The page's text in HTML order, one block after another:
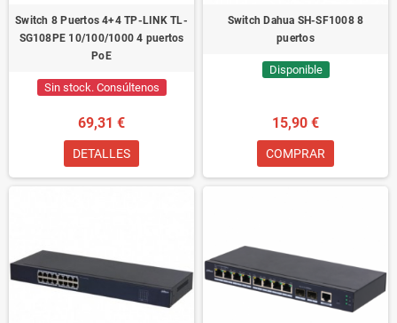
Switch 8 Puertos 4+4 TP-LINK TL-
SG108PE 10/100/1000 4 puertos
PoE
Sin stock. Consúltenos
69,31 €
DETALLES
Switch Dahua SH-SF1008 8
puertos
Disponible
15,90 €
COMPRAR